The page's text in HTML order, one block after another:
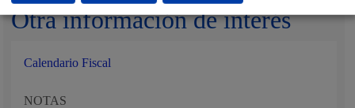
Otra información de interés
Calendario Fiscal
NOTAS